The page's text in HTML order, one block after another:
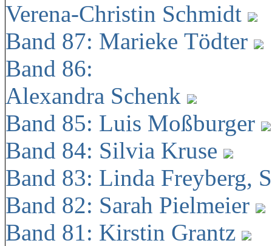
Verena-Christin Schmidt
Band 87: Marieke Tödter
Band 86:
Alexandra Schenk
Band 85: Luis Moßburger
Band 84: Silvia Kruse
Band 83: Linda Freyberg,
Band 82: Sarah Pielmeier
Band 81: Kirstin Grantz